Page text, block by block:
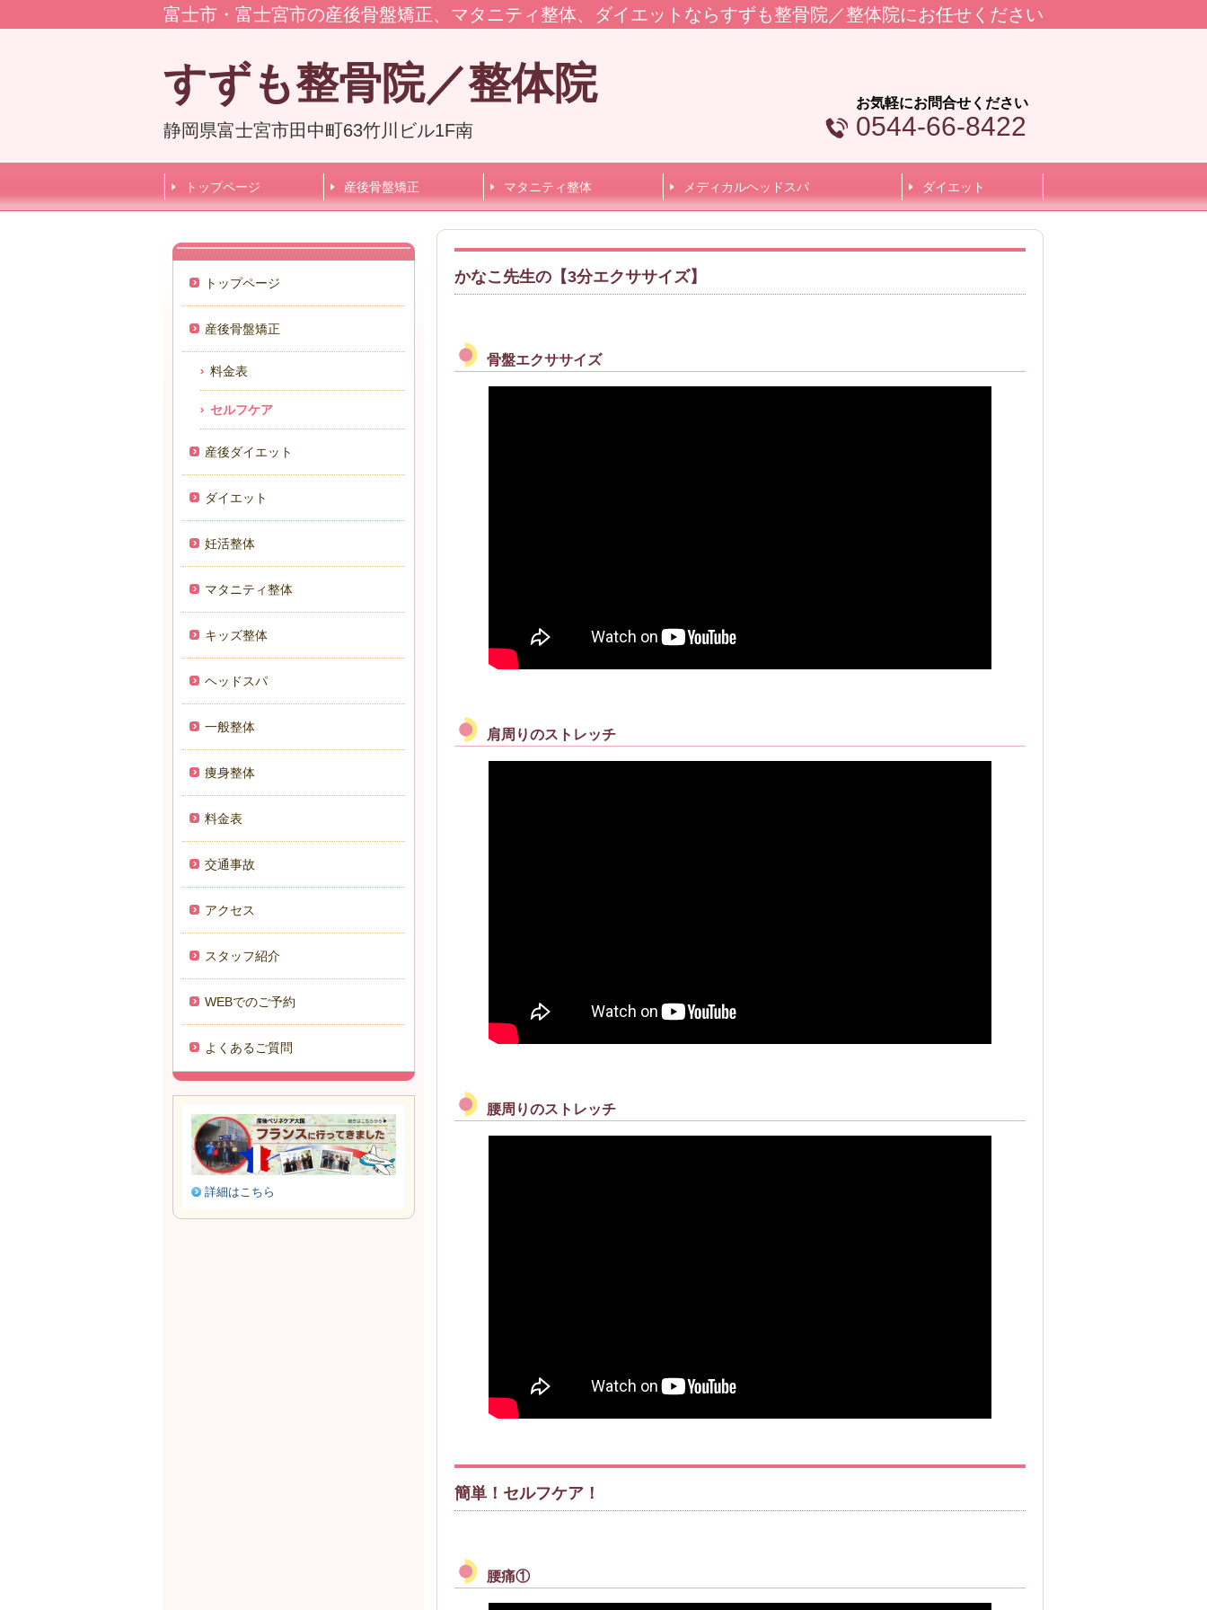
富士市・富士宮市の産後骨盤矯正、マタニティ整体、ダイエットならすずも整骨院／整体院にお任せください
すずも整骨院／整体院
静岡県富士宮市田中町63竹川ビル1F南
お気軽にお問合せください
0544-66-8422
トップページ 産後骨盤矯正 マタニティ整体 メディカルヘッドスパ ダイエット
かなこ先生の【3分エクササイズ】
骨盤エクササイズ
肩周りのストレッチ
腰周りのストレッチ
簡単！セルフケア！
腰痛①
トップページ
産後骨盤矯正
料金表
セルフケア
産後ダイエット
ダイエット
妊活整体
マタニティ整体
キッズ整体
ヘッドスパ
一般整体
痩身整体
料金表
交通事故
アクセス
スタッフ紹介
WEBでのご予約
よくあるご質問
詳細はこちら